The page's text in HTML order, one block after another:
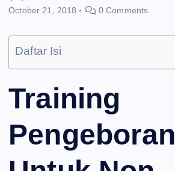
October 21, 2018
0 Comments
Daftar Isi
Training
Pengeboran